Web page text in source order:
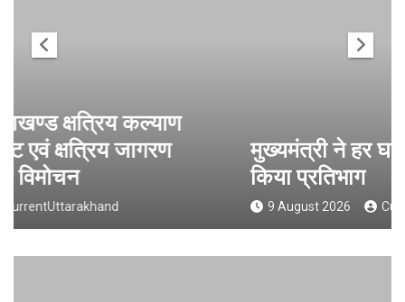
मुख्यमंत्री ने हर घर तिरंगा यात्रा कार्यक्रम में
किया प्रतिभाग
9 August 2026 CurrentUttarakhand